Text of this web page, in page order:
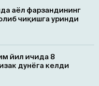
аёл фарзандининг
чиқишга уринди
йил ичида 8
дунёга келди